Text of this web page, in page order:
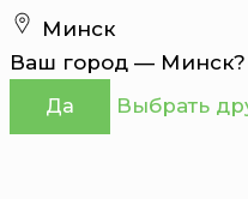
Перейти
к
содержимому
Минск
Ваш город — Минск?
Да Выбрать